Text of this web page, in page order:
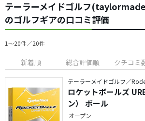
テーラーメイドゴルフ
のゴルフギアの口コミ評価
1〜20件／20件
新着順 総合評価順 クチコミ
テーラーメイドゴルフ／
ロケットボールズ URETHANE（ウレタ
ン） ボール
オープン